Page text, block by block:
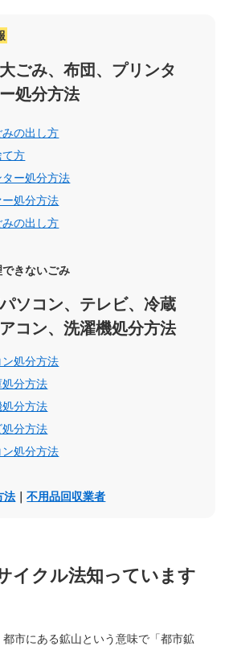
ごみ、布団、プリンタ
処分方法
の出し方
て方
ー処分方法
処分方法
の出し方
きないごみ
ソコン、テレビ、冷蔵
コン、洗濯機処分方法
処分方法
分方法
分方法
分方法
処分方法
法 ｜不用品回収業者
イクル法知っています
市にある鉱山という意味で「都市鉱